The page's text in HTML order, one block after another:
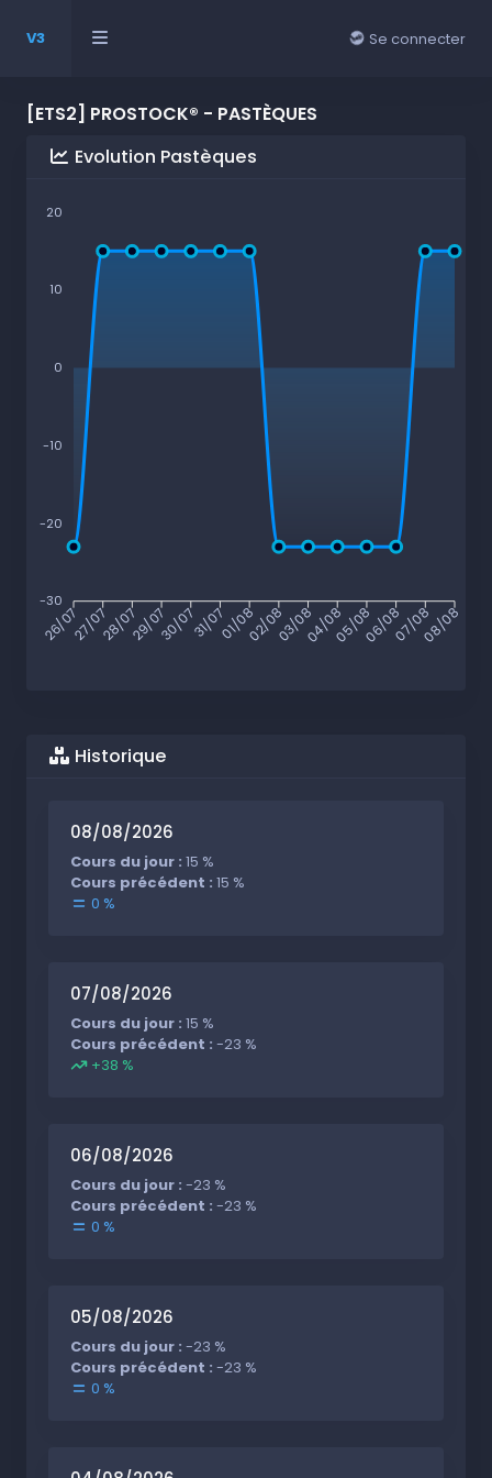
V3 Se connecter
[ETS2] PROSTOCK® - PASTÈQUES
Evolution Pastèques
20
10
0
-10
-20
-30
26/0727/0728/0729/0730/0731/0701/0802/0803/0804/0805/0806/0807/0808/08
Historique
08/08/2026
Cours du jour : 15 %
Cours précédent : 15 %
0 %
07/08/2026
Cours du jour : 15 %
Cours précédent : -23 %
+38 %
06/08/2026
Cours du jour : -23 %
Cours précédent : -23 %
0 %
05/08/2026
Cours du jour : -23 %
Cours précédent : -23 %
0 %